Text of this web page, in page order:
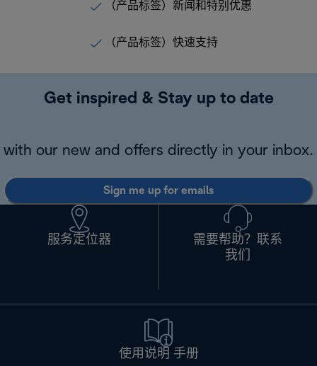
（产品标签）新闻和特别优惠
（产品标签）快速支持
Get inspired & Stay up to date
with our new and offers directly in your inbox.
Sign me up for emails
服务定位器
需要帮助？联系
我们
使用说明 手册